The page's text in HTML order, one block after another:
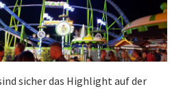
sicher das Highlight auf der